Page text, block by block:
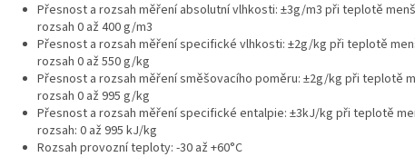
Přesnost a rozsah měření absolutní vlhkosti: ±3g/m3 při teplotě
rozsah 0 až 400 g/m3
Přesnost a rozsah měření specifické vlhkosti: ±2g/kg při teplotě
rozsah 0 až 550 g/kg
Přesnost a rozsah měření směšovacího poměru: ±2g/kg při teplotě
rozsah 0 až 995 g/kg
Přesnost a rozsah měření specifické entalpie: ±3kJ/kg při teplotě
rozsah: 0 až 995 kJ/kg
Rozsah provozní teploty: -30 až +60°C